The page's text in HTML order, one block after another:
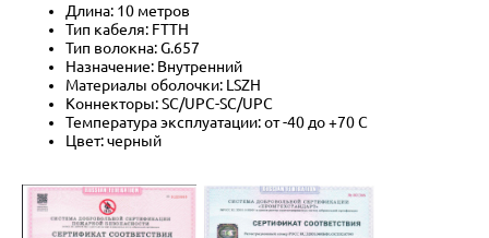
Длина: 10 метров
Тип кабеля: FTTH
Тип волокна: G.657
Назначение: Внутренний
Материалы оболочки: LSZH
Коннекторы: SC/UPC-SC/UPC
Температура эксплуатации: от -40 до +70 C
Цвет: черный